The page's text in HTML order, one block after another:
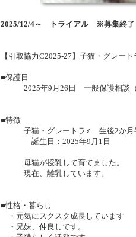
2025/12/4～ トライアル ※募集終
【引取協力C2025-27】子猫・グレ
■保護日
2025年9月26日 一般保護相談（
■特徴
子猫・グレートラ♂ 生後2か月
誕生日：2025年9月1日
母猫が授乳して育てました。
現在、離乳しています。
■性格・暮らし
・元気にスクスク成長しています
・兄妹、仲良しです。